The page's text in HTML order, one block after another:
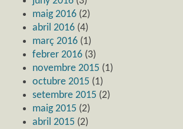
maig 2016 (2)
abril 2016 (4)
març 2016 (1)
febrer 2016 (3)
novembre 2015 (1)
octubre 2015 (1)
setembre 2015 (2)
maig 2015 (2)
abril 2015 (2)